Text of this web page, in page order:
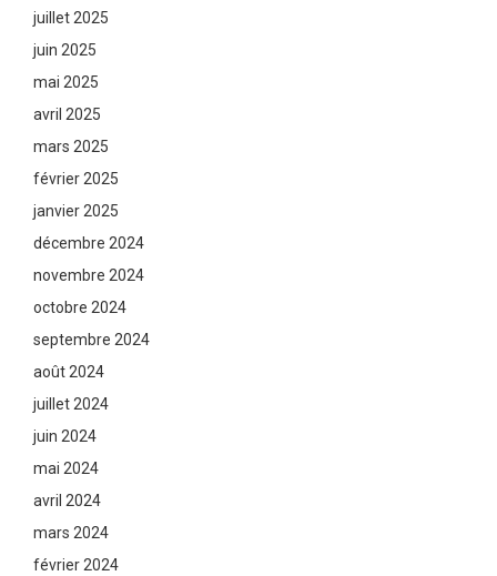
juillet 2025
juin 2025
mai 2025
avril 2025
mars 2025
février 2025
janvier 2025
décembre 2024
novembre 2024
octobre 2024
septembre 2024
août 2024
juillet 2024
juin 2024
mai 2024
avril 2024
mars 2024
février 2024